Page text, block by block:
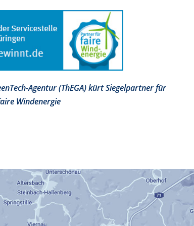
Agentur (ThEGA) kürt Siegelpartner für
Windenergie